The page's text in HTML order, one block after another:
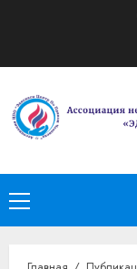
Основное
меню